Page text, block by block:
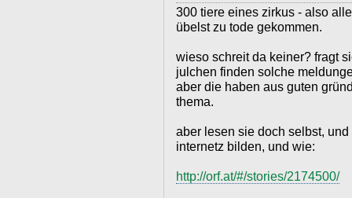
300 tiere eines zirkus - also
übelst zu tode gekommen.
wieso schreit da keiner? fragt
julchen finden solche
aber die haben aus guten
thema.
aber lesen sie doch selbst,
internetz bilden, und wie:
http://orf.at/#/stories/2174500/